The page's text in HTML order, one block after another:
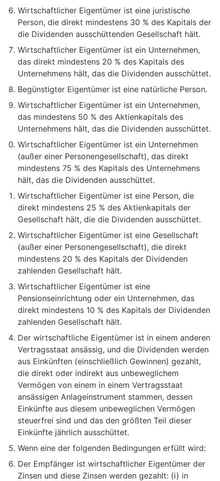
Wirtschaftlicher Eigentümer ist eine juristische
Person, die direkt mindestens 30 % des Kapitals der
die Dividenden ausschüttenden Gesellschaft hält.
Wirtschaftlicher Eigentümer ist ein Unternehmen,
das direkt mindestens 20 % des Kapitals des
Unternehmens hält, das die Dividenden ausschüttet.
Begünstigter Eigentümer ist eine natürliche Person.
Wirtschaftlicher Eigentümer ist ein Unternehmen,
das mindestens 50 % des Aktienkapitals des
Unternehmens hält, das die Dividenden ausschüttet.
Wirtschaftlicher Eigentümer ist ein Unternehmen
(außer einer Personengesellschaft), das direkt
mindestens 75 % des Kapitals des Unternehmens
hält, das die Dividenden ausschüttet.
Wirtschaftlicher Eigentümer ist eine Person, die
direkt mindestens 25 % des Aktienkapitals der
Gesellschaft hält, die die Dividenden ausschüttet.
Wirtschaftlicher Eigentümer ist eine Gesellschaft
(außer einer Personengesellschaft), die direkt
mindestens 20 % des Kapitals der Dividenden
zahlenden Gesellschaft hält.
Wirtschaftlicher Eigentümer ist eine
Pensionseinrichtung oder ein Unternehmen, das
direkt mindestens 10 % des Kapitals der Dividenden
zahlenden Gesellschaft hält.
Der wirtschaftliche Eigentümer ist in einem anderen
Vertragsstaat ansässig, und die Dividenden werden
aus Einkünften (einschließlich Gewinnen) gezahlt,
die direkt oder indirekt aus unbeweglichem
Vermögen von einem in einem Vertragsstaat
ansässigen Anlageinstrument stammen, dessen
Einkünfte aus diesem unbeweglichen Vermögen
steuerfrei sind und das den größten Teil dieser
Einkünfte jährlich ausschüttet.
Wenn eine der folgenden Bedingungen erfüllt wird:
Der Empfänger ist wirtschaftlicher Eigentümer der
Zinsen und diese Zinsen werden gezahlt: (i) in